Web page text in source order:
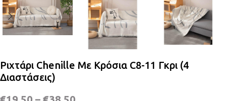
Ριχτάρι Chenille Με Κρόσια C8-11 Γκρι (4
Διαστάσεις)